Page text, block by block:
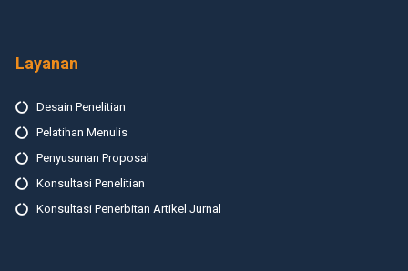
Layanan
Desain Penelitian
Pelatihan Menulis
Penyusunan Proposal
Konsultasi Penelitian
Konsultasi Penerbitan Artikel Jurnal